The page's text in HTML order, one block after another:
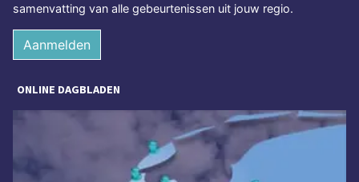
samenvatting van alle gebeurtenissen uit jouw regio.
Aanmelden
ONLINE DAGBLADEN